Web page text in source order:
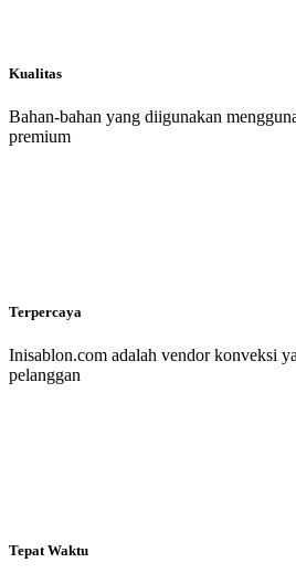
Kualitas
Bahan-bahan yang diigunakan
premium
Terpercaya
Inisablon.com adalah vendor konveksi
pelanggan
Tepat Waktu